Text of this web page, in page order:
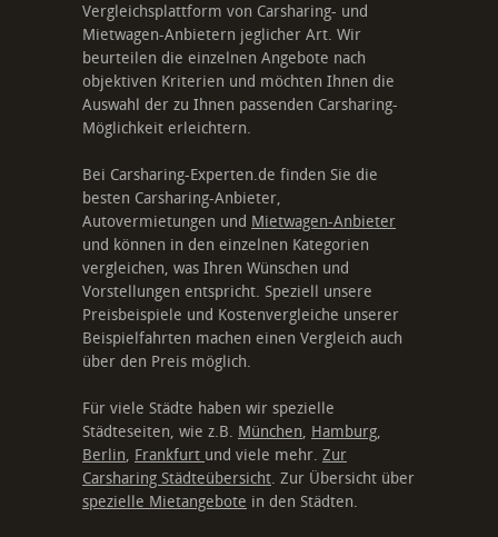
Vergleichsplattform von Carsharing- und
Mietwagen-Anbietern jeglicher Art. Wir
beurteilen die einzelnen Angebote nach
objektiven Kriterien und möchten Ihnen die
Auswahl der zu Ihnen passenden Carsharing-
Möglichkeit erleichtern.
Bei Carsharing-Experten.de finden Sie die
besten Carsharing-Anbieter,
Autovermietungen und Mietwagen-Anbieter
und können in den einzelnen Kategorien
vergleichen, was Ihren Wünschen und
Vorstellungen entspricht. Speziell unsere
Preisbeispiele und Kostenvergleiche unserer
Beispielfahrten machen einen Vergleich auch
über den Preis möglich.
Für viele Städte haben wir spezielle
Städteseiten, wie z.B. München, Hamburg,
Berlin, Frankfurt und viele mehr. Zur
Carsharing Städteübersicht. Zur Übersicht über
spezielle Mietangebote in den Städten.